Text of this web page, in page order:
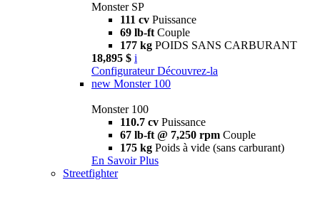
Monster SP
111 cv Puissance
69 lb-ft Couple
177 kg POIDS SANS CARBURANT
18,895 $ i
Configurateur Découvrez-la
new Monster 100
Monster 100
110.7 cv Puissance
67 lb-ft @ 7,250 rpm Couple
175 kg Poids à vide (sans carburant)
En Savoir Plus
Streetfighter